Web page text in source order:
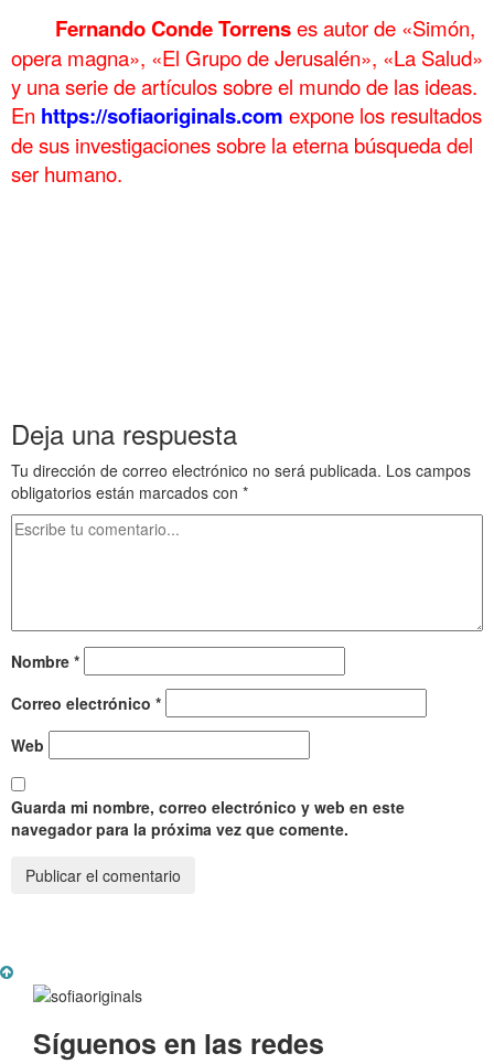
Fernando Conde Torrenses autor de «Simón,
opera magna», «El Grupo de Jerusalén», «La Salud»
y una serie de artículos sobre el mundo de las ideas.
En https://sofiaoriginals.com expone los resultados
de sus investigaciones sobre la eterna búsqueda del
ser humano.
Deja una respuesta
Tu dirección de correo electrónico no será publicada. Los campos
obligatorios están marcados con *
Nombre *
Correo electrónico *
Web
Guarda mi nombre, correo electrónico y web en este
navegador para la próxima vez que comente.
Síguenos en las redes